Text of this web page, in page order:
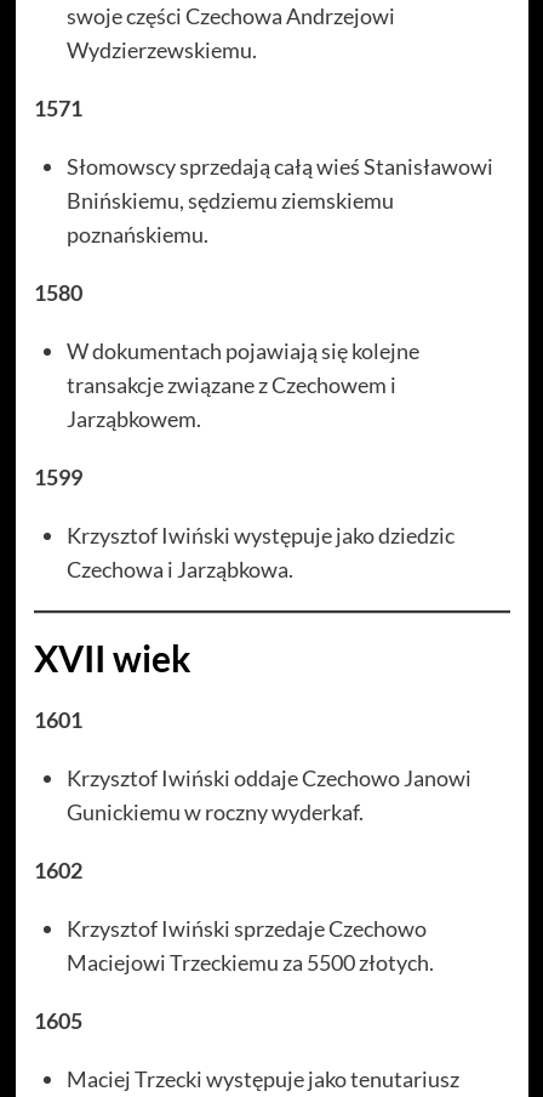
swoje części Czechowa Andrzejowi
Wydzierzewskiemu.
1571
Słomowscy sprzedają całą wieś Stanisławowi
Bnińskiemu, sędziemu ziemskiemu
poznańskiemu.
1580
W dokumentach pojawiają się kolejne
transakcje związane z Czechowem i
Jarząbkowem.
1599
Krzysztof Iwiński występuje jako dziedzic
Czechowa i Jarząbkowa.
XVII wiek
1601
Krzysztof Iwiński oddaje Czechowo Janowi
Gunickiemu w roczny wyderkaf.
1602
Krzysztof Iwiński sprzedaje Czechowo
Maciejowi Trzeckiemu za 5500 złotych.
1605
Maciej Trzecki występuje jako tenutariusz